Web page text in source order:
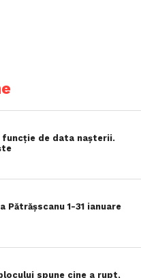
funcție de data nașterii.
Pătrășscanu 1-31 ianuare
spune cine a rupt,